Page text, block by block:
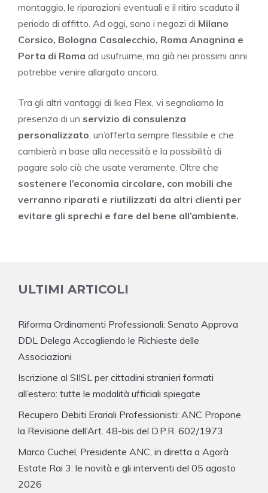
montaggio, le riparazioni eventuali e il ritiro scaduto il
periodo di affitto. Ad oggi, sono i negozi di Milano
Corsico, Bologna Casalecchio, Roma Anagnina e
Porta di Roma ad usufruirne, ma già nei prossimi anni
potrebbe venire allargato ancora.
Tra gli altri vantaggi di Ikea Flex, vi segnaliamo la
presenza di un servizio di consulenza
personalizzato , un’offerta sempre flessibile e che
cambierà in base alla necessità e la possibilità di
pagare solo ciò che usate veramente. Oltre che
sostenere l’economia circolare, con mobili che
verranno riparati e riutilizzati da altri clienti per
evitare gli sprechi e fare del bene all’ambiente.
ULTIMI ARTICOLI
Riforma Ordinamenti Professionali: Senato Approva
DDL Delega Accogliendo le Richieste delle
Associazioni
Iscrizione al SIISL per cittadini stranieri formati
all’estero: tutte le modalità ufficiali spiegate
Recupero Debiti Erariali Professionisti: ANC Propone
la Revisione dell’Art. 48-bis del D.P.R. 602/1973
Marco Cuchel, Presidente ANC, in diretta a Agorà
Estate Rai 3: le novità e gli interventi del 05 agosto
2026